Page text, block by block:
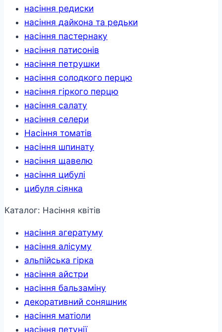
насіння редиски
насіння дайкона та редьки
насіння пастернаку
насіння патисонів
насіння петрушки
насіння солодкого перцю
насіння гіркого перцю
насіння салату
насіння селери
Насіння томатів
насіння шпинату
насіння щавелю
насіння цибулі
цибуля сіянка
Каталог: Насіння квітів
насіння агератуму
насіння алісуму
альпійська гірка
насіння айстри
насіння бальзаміну
декоративний соняшник
насіння матіоли
насіння петунії